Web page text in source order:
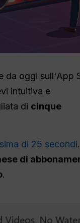
da oggi sull'App
intuitiva e
di cinque
di 25 secondi.
di
.